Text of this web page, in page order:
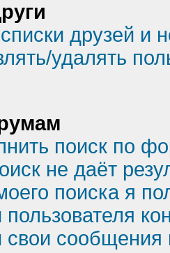
друзей и
удалять
поиск по
не даёт
поиска я
пользователя
свои